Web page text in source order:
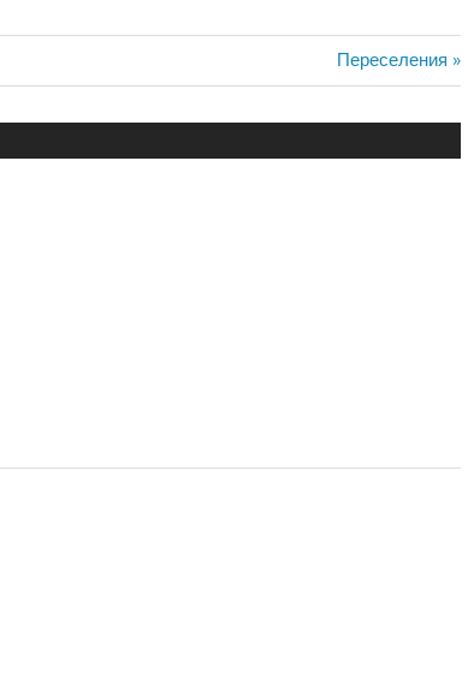
Следующая
запись:
Переселения